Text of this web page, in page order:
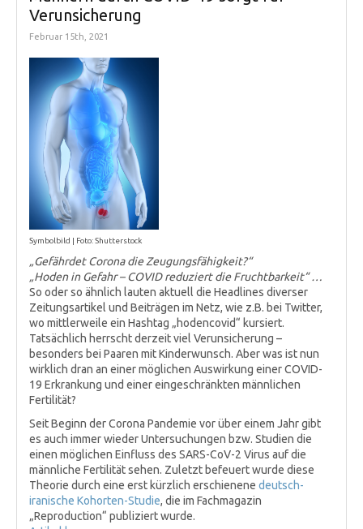
Verunsicherung
Februar 15th, 2021
Symbolbild | Foto: Shutterstock
„Gefährdet Corona die Zeugungsfähigkeit?“
„Hoden in Gefahr – COVID reduziert die Fruchtbarkeit“ …
So oder so ähnlich lauten aktuell die Headlines diverser
Zeitungsartikel und Beiträgen im Netz, wie z.B. bei Twitter,
wo mittlerweile ein Hashtag „hodencovid“ kursiert.
Tatsächlich herrscht derzeit viel Verunsicherung –
besonders bei Paaren mit Kinderwunsch. Aber was ist nun
wirklich dran an einer möglichen Auswirkung einer COVID-
19 Erkrankung und einer eingeschränkten männlichen
Fertilität?
Seit Beginn der Corona Pandemie vor über einem Jahr gibt
es auch immer wieder Untersuchungen bzw. Studien die
einen möglichen Einfluss des SARS-CoV-2 Virus auf die
männliche Fertilität sehen. Zuletzt befeuert wurde diese
Theorie durch eine erst kürzlich erschienene deutsch-
iranische Kohorten-Studie, die im Fachmagazin
„Reproduction“ publiziert wurde.